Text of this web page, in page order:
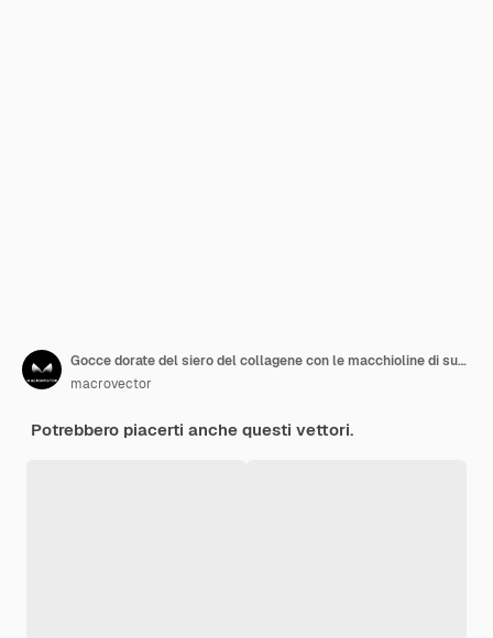
Gocce dorate del siero del collagene con le macchioline di superficie brillanti dell'illustrazione leggera di vettore dell'elica del DNA
macrovector
Potrebbero piacerti anche questi vettori.